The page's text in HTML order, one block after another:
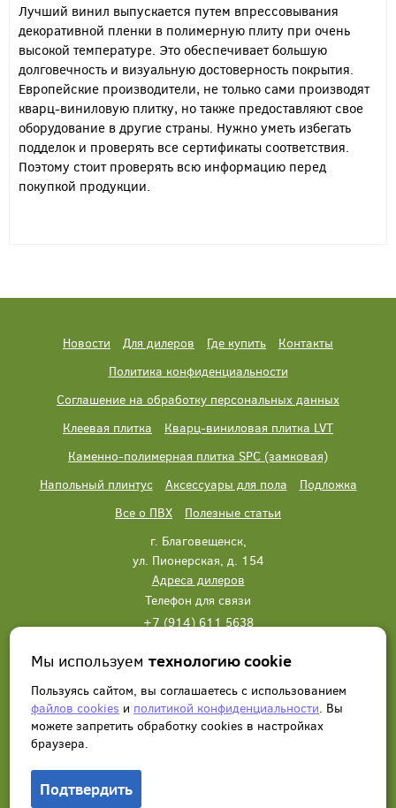
Лучший винил выпускается путем впрессовывания
декоративной пленки в полимерную плиту при очень
высокой температуре. Это обеспечивает большую
долговечность и визуальную достоверность покрытия.
Европейские производители, не только сами производят
кварц-виниловую плитку, но также предоставляют свое
оборудование в другие страны. Нужно уметь избегать
подделок и проверять все сертификаты соответствия.
Поэтому стоит проверять всю информацию перед
покупкой продукции.
Новости Для дилеров Где купить
Контакты
Политика конфиденциальности
Соглашение на обработку персональных данных
Клеевая плитка
Кварц-виниловая плитка LVT
Каменно-полимерная плитка SPC (замковая)
Напольный плинтус
Аксессуары для пола
Подложка
Все о ПВХ
Полезные статьи
г. Благовещенск,
ул. Пионерская, д. 154
Адреса дилеров
Телефон для связи
+7 (914) 611 5638
Написать нам Заказать звонок
Мы используемтехнологию cookie
Пользуясь сайтом, вы соглашаетесь с использованием
файлов cookies и политикой конфиденциальности. Вы
можете запретить обработку сookies в настройках
браузера.
Подтвердить